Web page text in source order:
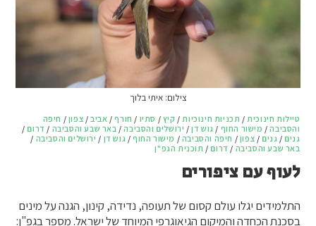
צילום: איתי בלוך
טיילות חינוכית/ תכניות חינוכיות/ קיץ / סתיו / חורף/ אביב/ צפון / חיפה
והסביבה/ מישור החוף / גוש דן/ ירושלים והסביבה/ באר שבע והסביבה / דרום /
גנים / גנים / צפון / חיפה והסביבה / מישור החוף / גוש דן / ירושלים והסביבה /
באר שבע והסביבה / דרום / תוכנית הגפ"ן
לעוף עם ציפורים
התלמידים יגלו עולם קסום של תעופה, נדידה, קינון, הגנה על מינים
בסכנת הכחדה והמיקום הגיאוגרפי המיוחד של ישראל. מספר בגפ"ן: